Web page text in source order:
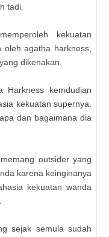
tadi.
kekuatan
agatha harkness,
dikenakan.
Harkness kemdudian
kekuatan supernya.
dan bagaimana dia
outsider yang
karena keinginanya
kekuatan wanda
sejak semula sudah